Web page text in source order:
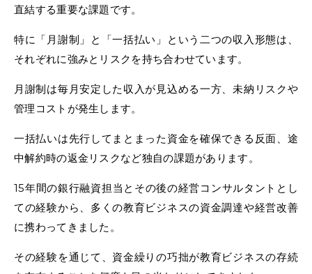
直結する重要な課題です。
特に「月謝制」と「一括払い」という二つの収入形態は、
それぞれに強みとリスクを持ち合わせています。
月謝制は毎月安定した収入が見込める一方、未納リスクや
管理コストが発生します。
一括払いは先行してまとまった資金を確保できる反面、途
中解約時の返金リスクなど独自の課題があります。
15年間の銀行融資担当とその後の経営コンサルタントとし
ての経験から、多くの教育ビジネスの資金調達や経営改善
に携わってきました。
その経験を通じて、資金繰りの巧拙が教育ビジネスの存続